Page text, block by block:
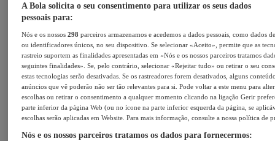
A Bola solicita o seu consentimento para utilizar os seus dados
pessoais para:
Nós e os nossos298 parceiros armazenamos e acedemos a dados pessoais, como dados
ou identificadores únicos, no seu dispositivo. Se selecionar «Aceito», permite que as
rastreio suportem as finalidades apresentadas em «Nós e os nossos parceiros tratamos
seguintes finalidades». Se, pelo contrário, selecionar «Rejeitar tudo» ou retirar o seu
estas tecnologias serão desativadas. Se os rastreadores forem desativados, alguns
anúncios que vê poderão não ser tão relevantes para si. Pode voltar a este menu para
escolhas ou retirar o consentimento a qualquer momento clicando na ligação Gerir
parte inferior da página Web (ou no ícone na parte inferior esquerda da página, se
escolhas serão aplicadas em Website. Para mais informação, consulte a nossa política de
Nós e os nossos parceiros tratamos os dados para fornecermos: